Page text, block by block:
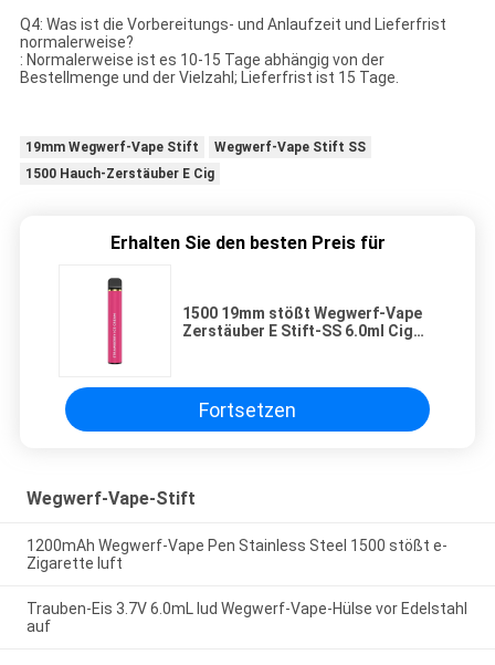
Q4: Was ist die Vorbereitungs- und Anlaufzeit und Lieferfrist
normalerweise?
: Normalerweise ist es 10-15 Tage abhängig von der
Bestellmenge und der Vielzahl; Lieferfrist ist 15 Tage.
19mm Wegwerf-Vape Stift
Wegwerf-Vape Stift SS
1500 Hauch-Zerstäuber E Cig
Erhalten Sie den besten Preis für
1500 19mm stößt Wegwerf-Vape
Zerstäuber E Stift-SS 6.0ml Cig
Fortsetzen
Wegwerf-Vape-Stift
1200mAh Wegwerf-Vape Pen Stainless Steel 1500 stößt e-
Zigarette luft
Trauben-Eis 3.7V 6.0mL lud Wegwerf-Vape-Hülse vor Edelstahl
auf